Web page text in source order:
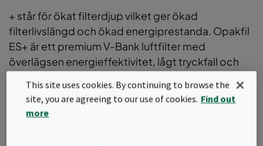
+ står för ökat filterdjup vilket ger ökad
filterlivslängd och ökad energiprestanda. Opakfil
ES+ är ett premium V-Bank luftfilter med
överlägsen energieffektivitet, lågt tryckfall och
företags hållbara mål om minskad
energiförbrukning och minskat avfall. Opakfil ES+
håller upp till 70 % längre än Opakfil ES i ditt HVAC-
This site uses cookies. By continuing to browse the
site, you are agreeing to our use of cookies. Find out
more